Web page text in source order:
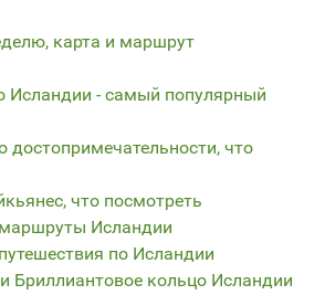
карта и маршрут
Исландии - самый популярный
достопримечательности, что
что посмотреть
Исландии
по Исландии
Бриллиантовое кольцо Исландии